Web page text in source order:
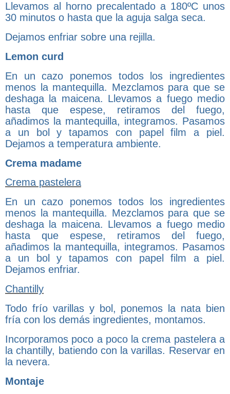
Llevamos al horno precalentado a 180ºC unos
30 minutos o hasta que la aguja salga seca.
Dejamos enfriar sobre una rejilla.
Lemon curd
En un cazo ponemos todos los ingredientes
menos la mantequilla. Mezclamos para que se
deshaga la maicena. Llevamos a fuego medio
hasta que espese, retiramos del fuego,
añadimos la mantequilla, integramos. Pasamos
a un bol y tapamos con papel film a piel.
Dejamos a temperatura ambiente.
Crema madame
Crema pastelera
En un cazo ponemos todos los ingredientes
menos la mantequilla. Mezclamos para que se
deshaga la maicena. Llevamos a fuego medio
hasta que espese, retiramos del fuego,
añadimos la mantequilla, integramos. Pasamos
a un bol y tapamos con papel film a piel.
Dejamos enfriar.
Chantilly
Todo frío varillas y bol, ponemos la nata bien
fría con los demás ingredientes, montamos.
Incorporamos poco a poco la crema pastelera a
la chantilly, batiendo con la varillas. Reservar en
la nevera.
Montaje